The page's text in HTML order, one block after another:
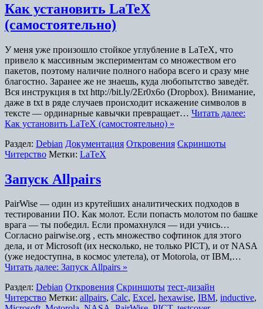
Как установить LaTeX
(самостоятельно)
У меня уже произошло стойкое углубление в LaTeX, что
привело к массивным экспериментам со множеством его
пакетов, поэтому наличие полного набора всего и сразу мне
благостно. Заранее же не знаешь, куда любопытство заведёт.
Вся инструкция в txt http://bit.ly/2Er0x6o (Dropbox). Внимание,
даже в txt в ряде случаев происходит искажение символов в
тексте — ординарные кавычки превращает… Читать далее:
Как установить LaTeX (самостоятельно) »
Раздел: Debian Документация Откровения Скриншоты
Читерство Метки: LaTeX
Запуск Allpairs
PairWise — один из крутейших аналитических подходов в
тестировании ПО. Как молот. Если попасть молотом по башке
врага — ты победил. Если промахнулся — иди учись…
Согласно pairwise.org , есть множество софтинок для этого
дела, и от Microsoft (их несколько, не только PICT), и от NASA
(уже недоступна, в космос улетела), от Motorola, от IBM,…
Читать далее: Запуск Allpairs »
Раздел: Debian Откровения Скриншоты тест-дизайн
Читерство Метки: allpairs, Calc, Excel, hexawise, IBM, inductive,